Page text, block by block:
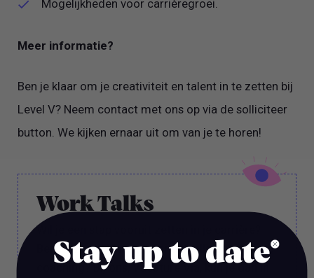
Mogelijkheden voor carrièregroei.
Meer informatie?
Ben je klaar om je creativiteit en talent in te zetten bij
Level V? Neem contact met ons op via de solliciteer
button. We kijken ernaar uit om van je te horen!
Work Talks
Wil je een stap vooruit zetten in je carrière?
Ben je op zoek naar meer dan alleen reguliere
coaching? Bij ons, Vacature Via, kun je dan in
Stay up to date